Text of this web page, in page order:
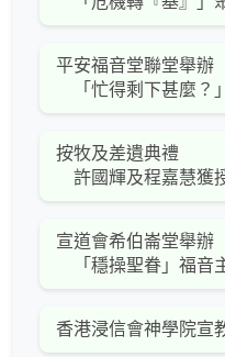
平安福音堂聯堂舉辦
「忙得剩下甚麼？
按牧及差遺典禮
許國輝及程嘉慧獲
宣道會希伯崙堂舉辦
「穩操聖眷」福音
香港浸信會神學院宣